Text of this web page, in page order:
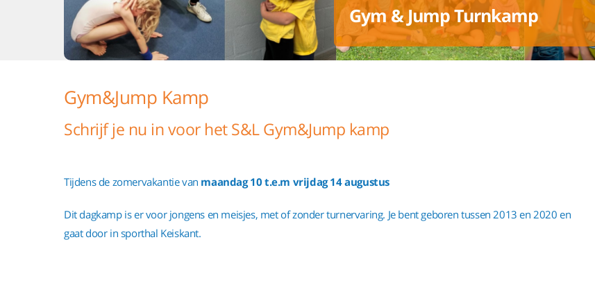
Gym & Jump Turnkamp
Gym&Jump Kamp
Schrijf je nu in voor het S&L Gym&Jump kamp
Tijdens de zomervakantie van maandag 10 t.e.m vrijdag 14 augustus
Dit dagkamp is er voor jongens en meisjes, met of zonder turnervaring. Je bent geboren tussen 2013 en 2020 en
gaat door in sporthal Keiskant.